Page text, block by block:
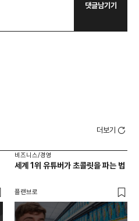
댓글남기기
더보기
비즈니스/경영
세계 1위 유튜버가 초콜릿을 파는 법
플랜브로